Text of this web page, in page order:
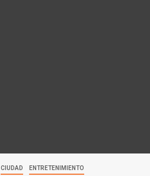
CIUDAD ENTRETENIMIENTO